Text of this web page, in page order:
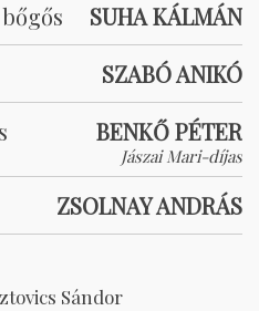
SUHA KÁLMÁN
SZABÓ ANIKÓ
BENKŐ PÉTER
Jászai Mari-díjas
ZSOLNAY ANDRÁS
Sándor